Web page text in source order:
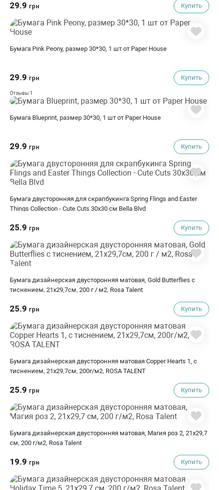
29.9 грн Купить
Бумага Pink Peony, размер 30*30, 1 шт от Paper House
29.9 грн Купить
Отзывы 1
Бумага Blueprint, размер 30*30, 1 шт от Paper House
29.9 грн Купить
Бумага двусторонняя для скрапбукинга Spring Flings and Easter
Things Collection - Cute Cuts 30х30 см Bella Blvd
25.9 грн Купить
Бумага дизайнерская двусторонняя матовая, Gold Butterflies с
тиснением, 21х29,7см, 200 г / м2, Rosa Talent
25.9 грн Купить
Бумага дизайнерская двусторонняя матовая Copper Hearts 1, с
тиснением, 21х29,7см, 200г/м2, ROSA TALENT
25.9 грн Купить
Бумага дизайнерская двусторонняя матовая, Магия роз 2, 21х29,7
см, 200 г/м2, Rosa Talent
19.9 грн Купить